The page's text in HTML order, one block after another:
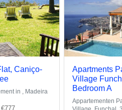
Caniço-
in , Madeira
€777
Apartments
Village
Bedroom A
Appartementen